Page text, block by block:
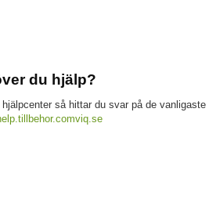
du hjälp?
så hittar du svar på de vanligaste